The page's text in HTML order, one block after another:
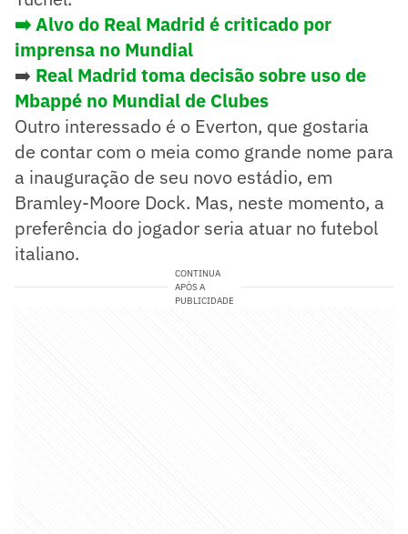
➡️ Alvo do Real Madrid é criticado por
imprensa no Mundial
➡️ Real Madrid toma decisão sobre uso de
Mbappé no Mundial de Clubes
Outro interessado é o Everton, que gostaria
de contar com o meia como grande nome para
a inauguração de seu novo estádio, em
Bramley-Moore Dock. Mas, neste momento, a
preferência do jogador seria atuar no futebol
italiano.
CONTINUA
APÓS A
PUBLICIDADE